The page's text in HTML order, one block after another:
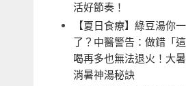
活好節奏！
【夏日食療】綠豆湯你
了？中醫警告：做錯「這
喝再多也無法退火！大
消暑神湯秘訣